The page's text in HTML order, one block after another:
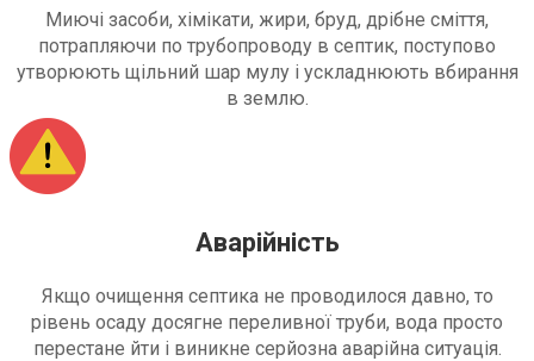
Миючі засоби, хімікати, жири, бруд, дрібне сміття,
потрапляючи по трубопроводу в септик, поступово
утворюють щільний шар мулу і ускладнюють вбирання
в землю.
Аварійність
Якщо очищення септика не проводилося давно, то
рівень осаду досягне переливної труби, вода просто
перестане йти і виникне серйозна аварійна ситуація.